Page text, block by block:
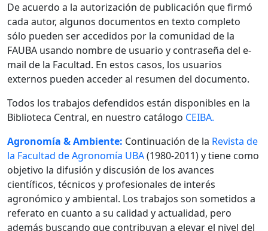
De acuerdo a la autorización de publicación que firmó
cada autor, algunos documentos en texto completo
sólo pueden ser accedidos por la comunidad de la
FAUBA usando nombre de usuario y contraseña del e-
mail de la Facultad. En estos casos, los usuarios
externos pueden acceder al resumen del documento.
Todos los trabajos defendidos están disponibles en la
Biblioteca Central, en nuestro catálogo CEIBA.
Agronomía & Ambiente: Continuación de la Revista de
la Facultad de Agronomía UBA(1980-2011) y tiene como
objetivo la difusión y discusión de los avances
científicos, técnicos y profesionales de interés
agronómico y ambiental. Los trabajos son sometidos a
referato en cuanto a su calidad y actualidad, pero
además buscando que contribuyan a elevar el nivel del